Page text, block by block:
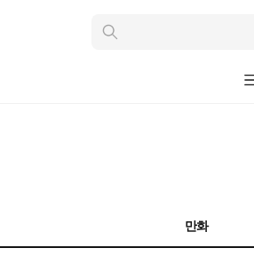
인
만화